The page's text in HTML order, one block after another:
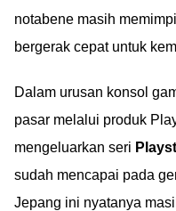
notabene masih
bergerak cepat untuk
Dalam urusan konsol
pasar melalui produk
mengeluarkan seri
sudah mencapai pada
Jepang ini nyatanya